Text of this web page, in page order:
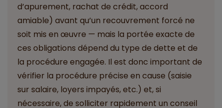
d’apurement, rachat de crédit, accord
amiable) avant qu’un recouvrement forcé ne
soit mis en œuvre — mais la portée exacte de
ces obligations dépend du type de dette et de
la procédure engagée. Il est donc important de
vérifier la procédure précise en cause (saisie
sur salaire, loyers impayés, etc.) et, si
nécessaire, de solliciter rapidement un conseil